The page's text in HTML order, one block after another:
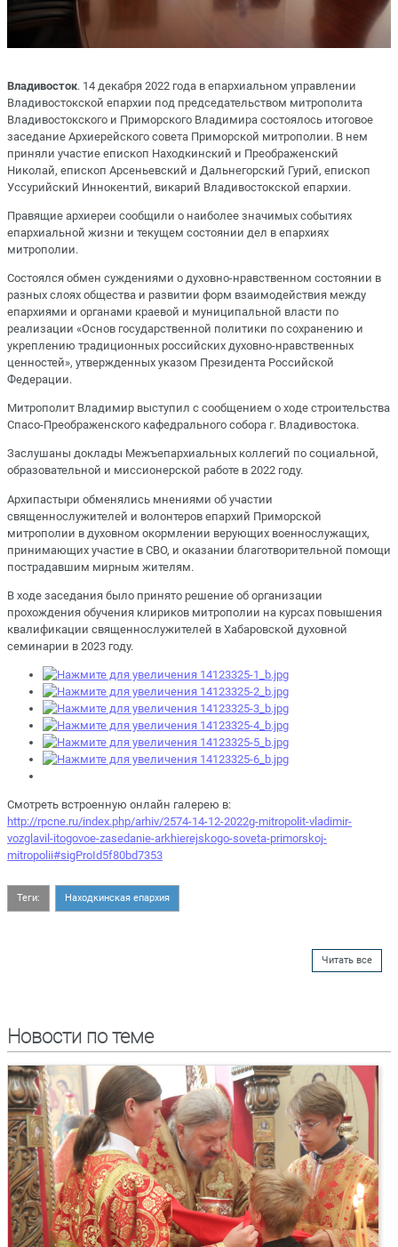
Владивосток. 14 декабря 2022 года в епархиальном управлении
Владивостокской епархии под председательством митрополита
Владивостокского и Приморского Владимира состоялось итоговое
заседание Архиерейского совета Приморской митрополии. В нем
приняли участие епископ Находкинский и Преображенский
Николай, епископ Арсеньевский и Дальнегорский Гурий, епископ
Уссурийский Иннокентий, викарий Владивостокской епархии.
Правящие архиереи сообщили о наиболее значимых событиях
епархиальной жизни и текущем состоянии дел в епархиях
митрополии.
Состоялся обмен суждениями о духовно-нравственном состоянии в
разных слоях общества и развитии форм взаимодействия между
епархиями и органами краевой и муниципальной власти по
реализации «Основ государственной политики по сохранению и
укреплению традиционных российских духовно-нравственных
ценностей», утвержденных указом Президента Российской
Федерации.
Митрополит Владимир выступил с сообщением о ходе строительства
Спасо-Преображенского кафедрального собора г. Владивостока.
Заслушаны доклады Межъепархиальных коллегий по социальной,
образовательной и миссионерской работе в 2022 году.
Архипастыри обменялись мнениями об участии
священнослужителей и волонтеров епархий Приморской
митрополии в духовном окормлении верующих военнослужащих,
принимающих участие в СВО, и оказании благотворительной помощи
пострадавшим мирным жителям.
В ходе заседания было принято решение об организации
прохождения обучения клириков митрополии на курсах повышения
квалификации священнослужителей в Хабаровской духовной
семинарии в 2023 году.
Смотреть встроенную онлайн галерею в:
http://rpcne.ru/index.php/arhiv/2574-14-12-2022g-mitropolit-vladimir-
vozglavil-itogovoe-zasedanie-arkhierejskogo-soveta-primorskoj-
mitropolii#sigProId5f80bd7353
Теги: Находкинская епархия
Читать все
Новости по теме